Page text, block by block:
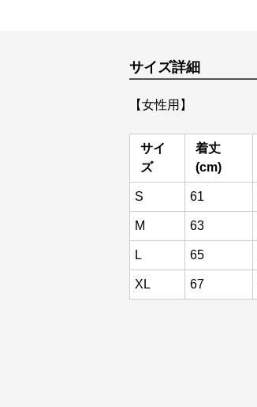
サイズ詳細
【女性用】
サイ
ズ
着丈
(cm)
S 61
M 63
L 65
XL 67